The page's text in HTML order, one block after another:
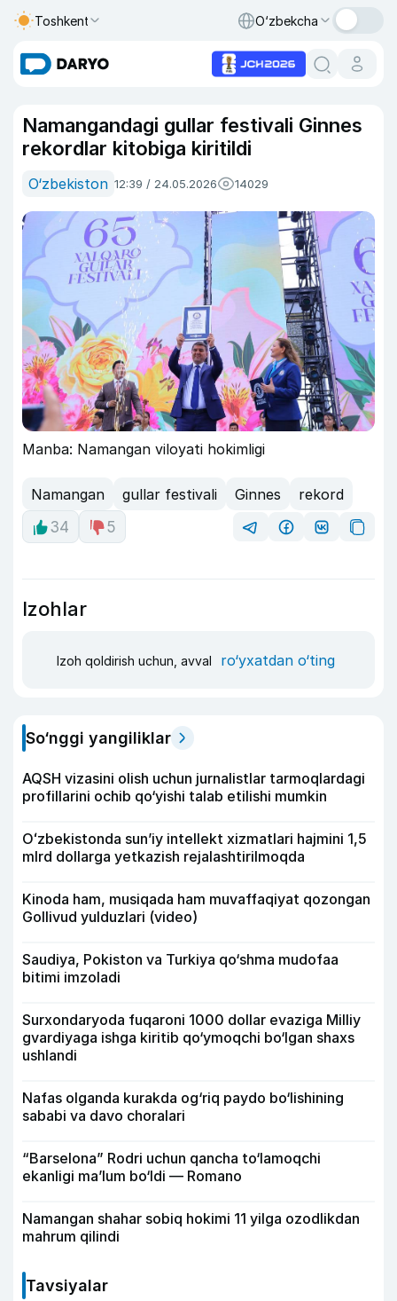
Toshkent O‘zbekcha
Namangandagi gullar festivali Ginnes
rekordlar kitobiga kiritildi
O‘zbekiston 12:39 / 24.05.2026 14029
Manba: Namangan viloyati hokimligi
Namangan gullar festivali Ginnes
rekord
34
5
Izohlar
Izoh qoldirish uchun, avval ro‘yxatdan o‘ting
So‘nggi yangiliklar
AQSH vizasini olish uchun jurnalistlar tarmoqlardagi
profillarini ochib qo‘yishi talab etilishi mumkin
Oʻzbekistonda sunʼiy intellekt xizmatlari hajmini 1,5
mlrd dollarga yetkazish rejalashtirilmoqda
Kinoda ham, musiqada ham muvaffaqiyat qozongan
Gollivud yulduzlari (video)
Saudiya, Pokiston va Turkiya qo‘shma mudofaa
bitimi imzoladi
Surxondaryoda fuqaroni 1000 dollar evaziga Milliy
gvardiyaga ishga kiritib qo‘ymoqchi bo‘lgan shaxs
ushlandi
Nafas olganda kurakda og‘riq paydo bo‘lishining
sababi va davo choralari
“Barselona” Rodri uchun qancha to‘lamoqchi
ekanligi ma’lum bo‘ldi — Romano
Namangan shahar sobiq hokimi 11 yilga ozodlikdan
mahrum qilindi
Tavsiyalar